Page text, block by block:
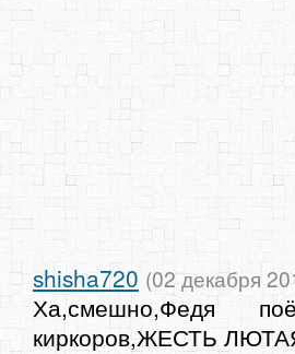
shisha720 (02 декабря
Ха,смешно,Федя
киркоров,ЖЕСТЬ